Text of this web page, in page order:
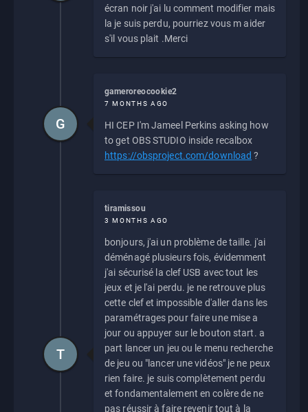
écran noir j'ai lu comment modifier mais
la je suis perdu, pourriez vous m aider
s'il vous plait .Merci
gameroreocookie2
7 MONTHS AGO
HI CEP I'm Jameel Perkins asking how
to get OBS STUDIO inside recalbox
https://obsproject.com/download ?
G
tiramissou
3 MONTHS AGO
bonjours, j'ai un problème de taille. j'ai
déménagé plusieurs fois, évidemment
j'ai sécurisé la clef USB avec tout les
jeux et je l'ai perdu. je ne retrouve plus
cette clef et impossible d'aller dans les
paramétrages pour faire une mise a
jour ou appuyer sur le bouton start. a
part lancer un jeu ou le menu recherche
de jeu ou "lancer une vidéos" je ne peux
rien faire. je suis complètement perdu
et fondamentalement en colère de ne
pas réussir à faire revenir tout à la
T